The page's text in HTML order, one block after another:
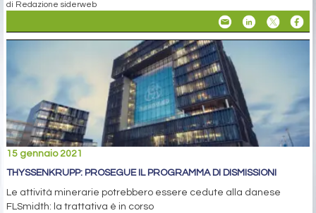
di Redazione siderweb
15 gennaio 2021
THYSSENKRUPP: PROSEGUE IL PROGRAMMA DI DISMISSIONI
Le attività minerarie potrebbero essere cedute alla danese
FLSmidth: la trattativa è in corso